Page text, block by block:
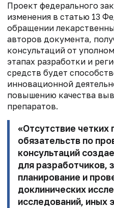
Проект федерального
изменения в статью 13
обращении
авторов документа,
консультаций от
этапах разработки и
средств будет
инновационной
повышению качества
препаратов.
«Отсутствие четких
обязательств по
консультаций
для разработчиков,
планирование и
доклинических
исследований, иных